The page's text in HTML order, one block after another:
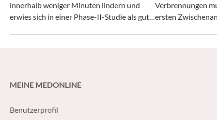
innerhalb weniger Minuten lindern und
erwies sich in einer Phase-II-Studie als gut
Verbrennungen
ersten
MEINE MEDONLINE
Benutzerprofil